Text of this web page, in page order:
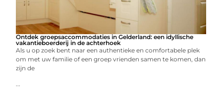
Ontdek groepsaccommodaties in Gelderland: een idyllische
vakantieboerderij in de achterhoek
Als u op zoek bent naar een authentieke en comfortabele plek
om met uw familie of een groep vrienden samen te komen, dan
zijn de
...